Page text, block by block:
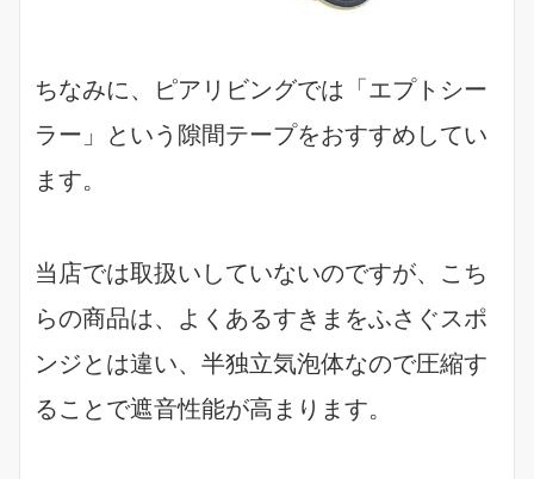
ちなみに、ピアリビングでは「エプトシー
ラー」という隙間テープをおすすめしてい
ます。
当店では取扱いしていないのですが、こち
らの商品は、よくあるすきまをふさぐスポ
ンジとは違い、半独立気泡体なので圧縮す
ることで遮音性能が高まります。